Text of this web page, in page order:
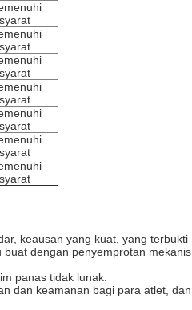
syarat
syarat
syarat
syarat
syarat
syarat
syarat
keausan yang kuat, yang terbukti
dengan penyemprotan mekanis.
panas tidak lunak.
dan keamanan bagi para atlet, dan